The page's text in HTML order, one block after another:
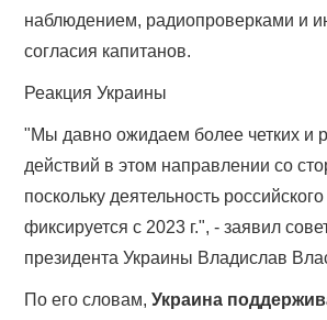
наблюдением, радиопроверками и
согласия капитанов.
Реакция Украины
"Мы давно ожидаем более четких и
действий в этом направлении со
поскольку деятельность
фиксируется с 2023 г.", - заявил
президента Украины Владислав
По его словам,Украина